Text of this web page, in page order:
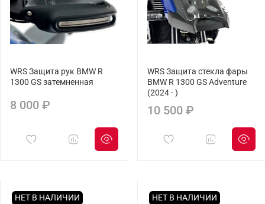
WRS Защита рук BMW R
1300 GS затемненная
8 000 ₽
WRS Защита стекла фары
BMW R 1300 GS Adventure
(2024 - )
10 500 ₽
НЕТ В НАЛИЧИИ НЕТ В НАЛИЧИИ